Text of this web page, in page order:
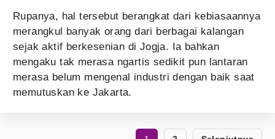
Rupanya, hal tersebut berangkat dari kebiasaannya
merangkul banyak orang dari berbagai kalangan
sejak aktif berkesenian di Jogja. Ia bahkan
mengaku tak merasa ngartis sedikit pun lantaran
merasa belum mengenal industri dengan baik saat
memutuskan ke Jakarta.